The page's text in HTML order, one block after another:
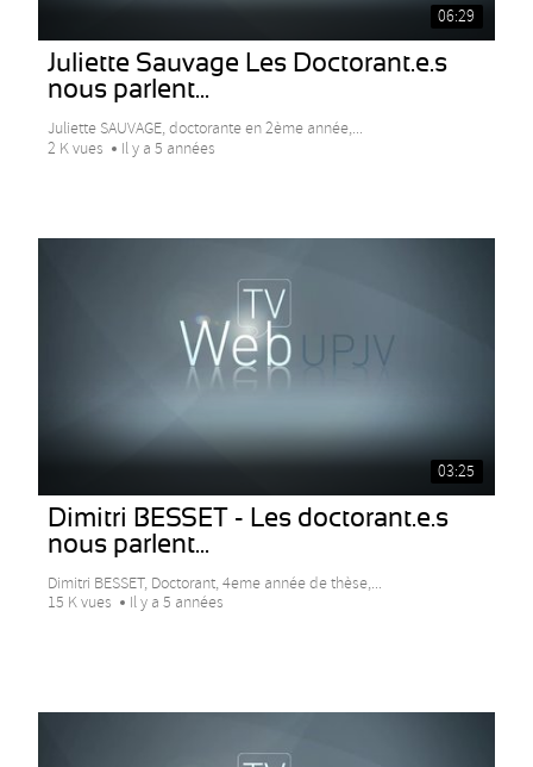
06:29
Juliette Sauvage Les Doctorant.e.s
nous parlent...
Juliette SAUVAGE, doctorante en 2ème année,...
2 K vues
Il y a 5 années
03:25
Dimitri BESSET - Les doctorant.e.s
nous parlent...
Dimitri BESSET, Doctorant, 4eme année de thèse,...
15 K vues
Il y a 5 années